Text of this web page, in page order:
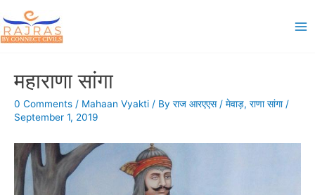
to
content
महाराणा सांगा
0 Comments / Mahaan Vyakti / By राज आरएएस / मेवाड़, राणा सांगा/
September 1, 2019